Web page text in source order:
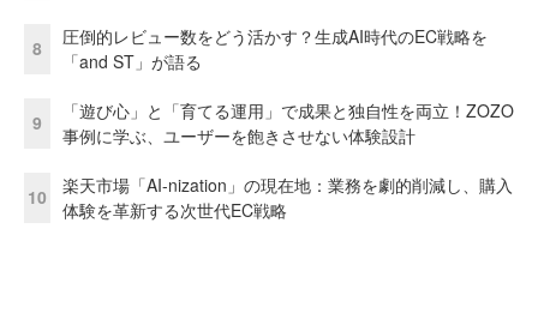
8
圧倒的レビュー数をどう活かす？生成AI時代のEC戦略を
「and ST」が語る
9
「遊び心」と「育てる運用」で成果と独自性を両立！ZOZO
事例に学ぶ、ユーザーを飽きさせない体験設計
10
楽天市場「AI-nization」の現在地：業務を劇的削減し、購入
体験を革新する次世代EC戦略